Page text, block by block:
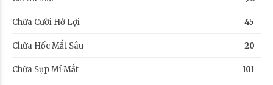
Chữa Cười Hở Lợi 45
Chữa Hốc Mắt Sâu 20
Chữa Sụp Mí Mắt 101